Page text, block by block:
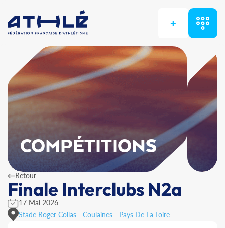
+
COMPÉTITIONS
Retour
Finale Interclubs N2a
17 Mai 2026
Stade Roger Collas - Coulaines - Pays De La Loire